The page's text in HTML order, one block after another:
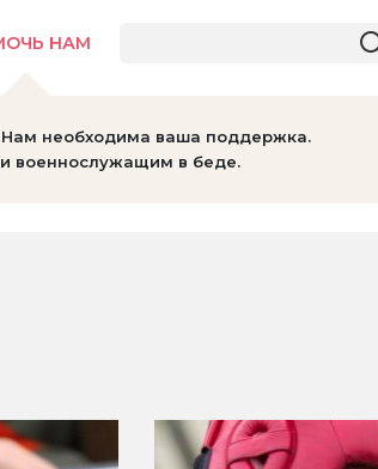
НАМ
необходима ваша поддержка.
военнослужащим в беде.